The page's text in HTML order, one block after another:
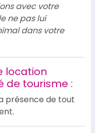
avec votre
ne pas lui
dans votre
location
de tourisme :
présence de tout